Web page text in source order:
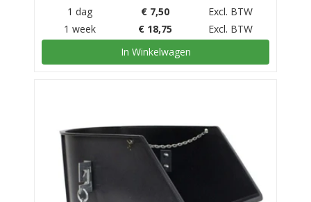
1 dag € 7,50
Excl. BTW
1 week
€ 18,75
Excl. BTW
In Winkelwagen